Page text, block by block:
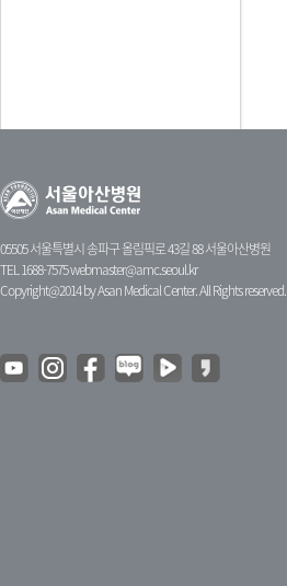
05505 서울특별시 송파구 올림픽로 43길 88 서울아산병원
TEL 1688-7575webmaster@amc.seoul.kr
Copyright@2014 by Asan Medical Center. All Rights reserved.